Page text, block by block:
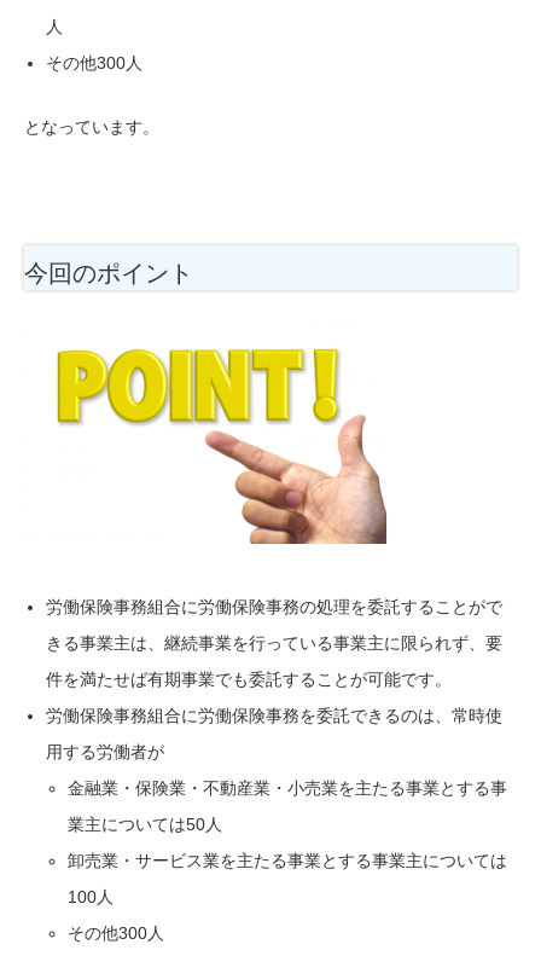
人
その他300人
となっています。
今回のポイント
労働保険事務組合に労働保険事務の処理を委託することがで
きる事業主は、継続事業を行っている事業主に限られず、要
件を満たせば有期事業でも委託することが可能です。
労働保険事務組合に労働保険事務を委託できるのは、常時使
用する労働者が
金融業・保険業・不動産業・小売業を主たる事業とする事
業主については50人
卸売業・サービス業を主たる事業とする事業主については
100人
その他300人